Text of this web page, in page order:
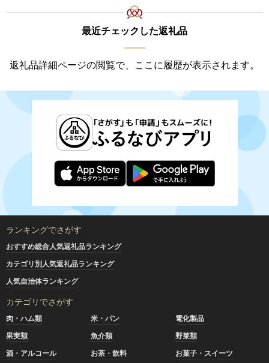
最近チェックした返礼品
返礼品詳細ページの閲覧で、ここに履歴が表示されます。
ランキングでさがす
おすすめ総合人気返礼品ランキング
カテゴリ別人気返礼品ランキング
人気自治体ランキング
カテゴリでさがす
肉・ハム類 米・パン
電化製品
果実類
魚介類
野菜類
酒・アルコール
お茶・飲料
お菓子・スイーツ